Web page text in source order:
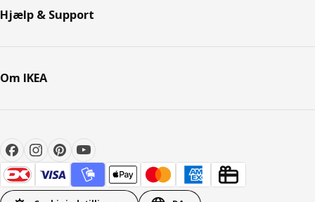
Hjælp & Support
Om IKEA